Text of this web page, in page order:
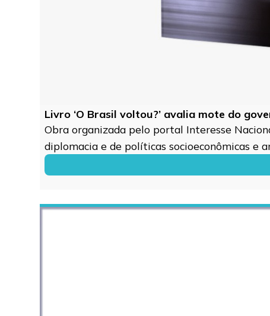
Livro ‘O Brasil voltou?’ avalia mote do
Obra organizada pelo portal Interesse
diplomacia e de políticas socioeconômicas e